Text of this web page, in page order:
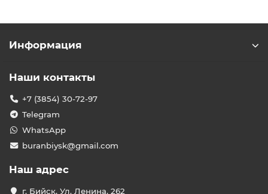
Информация
Наши контакты
+7 (3854) 30-72-97
Telegram
WhatsApp
buranbiysk@gmail.com
Наш адрес
г. Бийск, Ул. Ленина, 262